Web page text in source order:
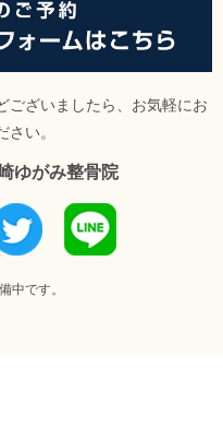
ございましたら、お気軽にお
い。
ゆがみ整骨院
中です。